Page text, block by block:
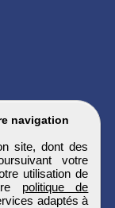
navigation
site, dont des
votre
utilisation de
politique de
adaptés à